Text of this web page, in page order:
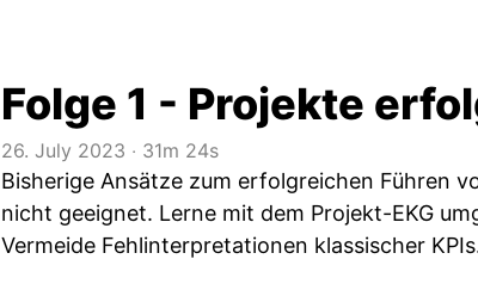
Folge 1 - Projekte
26. July 2023 ‧ 31m 24s
Bisherige Ansätze zum erfolgreichen Führen
nicht geeignet. Lerne mit dem Projekt-EKG
Vermeide Fehlinterpretationen klassischer